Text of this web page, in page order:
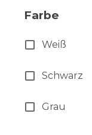
Farbe
Weiß
Schwarz
Grau